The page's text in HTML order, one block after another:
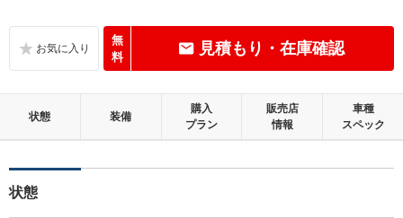
無
料
見積もり・在庫確認
状態 装備
購入
プラン
販売店
情報
車種
スペック
状態